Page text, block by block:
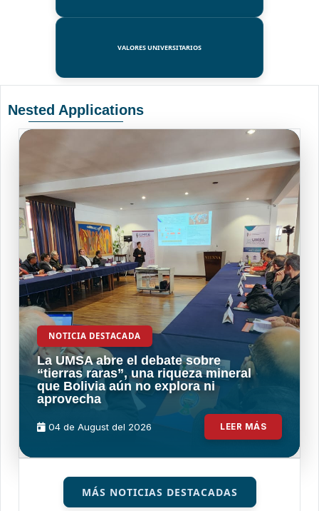
VALORES UNIVERSITARIOS
Nested Applications
NOTICIA DESTACADA
La UMSA abre el debate sobre
“tierras raras”, una riqueza mineral
que Bolivia aún no explora ni
aprovecha
04 de August del 2026 LEER MÁS
MÁS NOTICIAS DESTACADAS